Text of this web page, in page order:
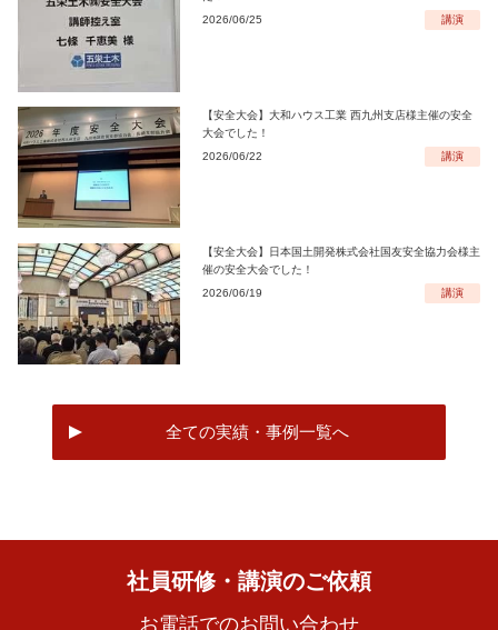
2026/06/25
講演
【安全大会】大和ハウス工業 西九州支店様主催の安全
大会でした！
2026/06/22
講演
【安全大会】日本国土開発株式会社国友安全協力会様主
催の安全大会でした！
2026/06/19
講演
全ての実績・事例一覧へ
社員研修・講演のご依頼
お電話でのお問い合わせ